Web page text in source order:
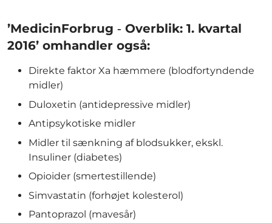
’MedicinForbrug ‐ Overblik: 1. kvartal
2016’ omhandler også:
Direkte faktor Xa hæmmere (blodfortyndende
midler)
Duloxetin (antidepressive midler)
Antipsykotiske midler
Midler til sænkning af blodsukker, ekskl.
Insuliner (diabetes)
Opioider (smertestillende)
Simvastatin (forhøjet kolesterol)
Pantoprazol (mavesår)